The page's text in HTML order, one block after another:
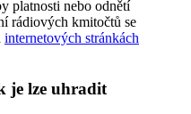
platnosti nebo odnětí
rádiových kmitočtů se
internetových stránkách
je lze uhradit